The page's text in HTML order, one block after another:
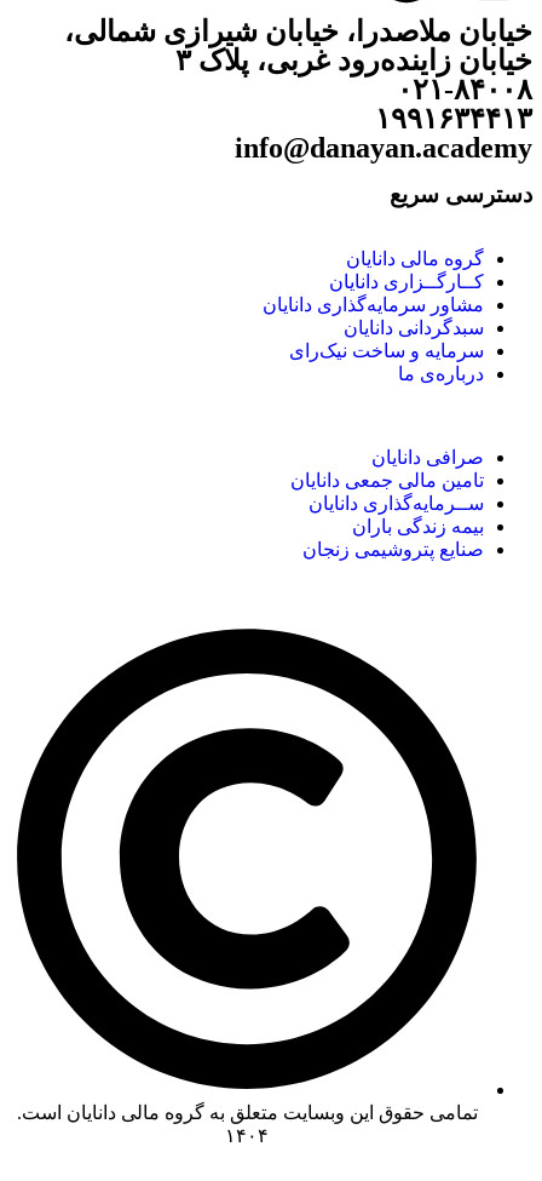
خیابان ملاصدرا، خیابان شیرازی شمالی،
خیابان زاینده‌رود غربی، پلاک ۳
۰۲۱-۸۴۰۰۸
۱۹۹۱۶۳۴۴۱۳
info@danayan.academy
دسترسی سریع
گروه مالی دانایان
کــارگــزاری دانایان
مشاور سرمایه‌گذاری دانایان
سبدگردانی دانایان
سرمایه و ساخت نیک‌رای
درباره‌ی ما
صرافی دانایان
تامین مالی جمعی دانایان
ســرمایه‌گذاری دانایان
بیمه زندگی باران
صنایع پتروشیمی زنجان
تمامی حقوق این وبسایت متعلق به گروه مالی دانایان است.
۱۴۰۴